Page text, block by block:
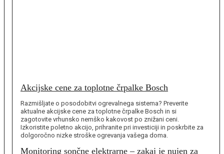
Akcijske cene za toplotne črpalke Bosch
Razmišljate o posodobitvi ogrevalnega sistema? Preverite
aktualne akcijske cene za toplotne črpalke Bosch in si
zagotovite vrhunsko nemško kakovost po znižani ceni.
Izkoristite poletno akcijo, prihranite pri investiciji in poskrbite za
dolgoročno nizke stroške ogrevanja vašega doma.
Monitoring sončne elektrarne – zakaj je nujen za